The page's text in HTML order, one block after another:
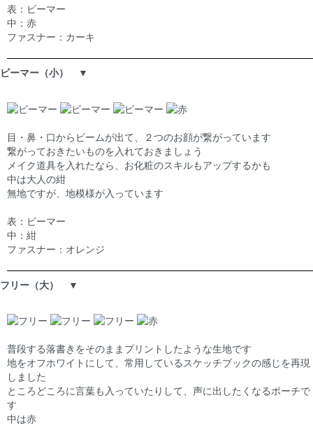
表：ビーマー
中：赤
ファスナー：カーキ
ビーマー（小） ▼
目・鼻・口からビームが出て、２つのお顔が繋がっています
繋がっておきたいものを入れておきましょう
メイク道具を入れたなら、お化粧のスキルもアップするかも
中は大人の紺
無地ですが、地模様が入っています
表：ビーマー
中：紺
ファスナー：オレンジ
フリー（大） ▼
普段する落書きをそのままプリントしたような生地です
地をオフホワイトにして、常用しているスケッチブックの感じを再現
しました
ところどころに言葉も入っていたりして、声に出したくなるポーチで
す
中は赤